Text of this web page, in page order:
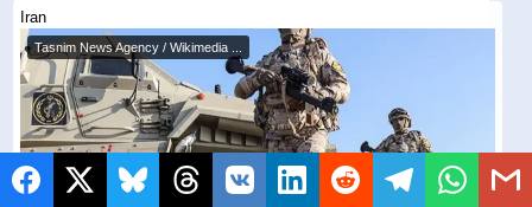
Iran
Tasnim News Agency / Wikimedia ...